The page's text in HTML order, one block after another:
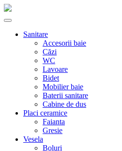
Sanitare
Accesorii baie
Căzi
WC
Lavoare
Bidet
Mobilier baie
Baterii sanitare
Cabine de dus
Placi ceramice
Faianta
Gresie
Vesela
Boluri